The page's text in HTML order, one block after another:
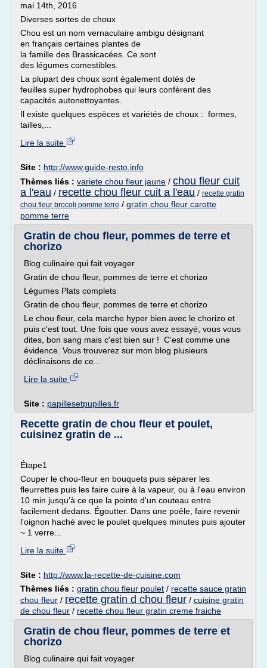
mai 14th, 2016
Diverses sortes de choux
Chou est un nom vernaculaire ambigu désignant
en français certaines plantes de
la famille des Brassicacées. Ce sont
des légumes comestibles.
La plupart des choux sont également dotés de
feuilles super hydrophobes qui leurs confèrent des
capacités autonettoyantes.
Il existe quelques espèces et variétés de choux : formes,
tailles,...
Lire la suite
Site : http://www.guide-resto.info
Thèmes liés : variete chou fleur jaune / chou fleur cuit
a l'eau / recette chou fleur cuit a l'eau / recette gratin
chou fleur brocoli pomme terre / gratin chou fleur carotte
pomme terre
Gratin de chou fleur, pommes de terre et
chorizo
Blog culinaire qui fait voyager
Gratin de chou fleur, pommes de terre et chorizo
Légumes Plats complets
Gratin de chou fleur, pommes de terre et chorizo
Le chou fleur, cela marche hyper bien avec le chorizo et
puis c'est tout. Une fois que vous avez essayé, vous vous
dites, bon sang mais c'est bien sur ! C'est comme une
évidence. Vous trouverez sur mon blog plusieurs
déclinaisons de ce...
Lire la suite
Site : papillesetpupilles.fr
Recette gratin de chou fleur et poulet,
cuisinez gratin de ...
Étape1
Couper le chou-fleur en bouquets puis séparer les
fleurrettes puis les faire cuire à la vapeur, ou à l'eau environ
10 min jusqu'à ce que la pointe d'un couteau entre
facilement dedans. Égoutter. Dans une poêle, faire revenir
l'oignon haché avec le poulet quelques minutes puis ajouter
~ 1 verre...
Lire la suite
Site : http://www.la-recette-de-cuisine.com
Thèmes liés : gratin chou fleur poulet / recette sauce gratin
chou fleur / recette gratin d chou fleur / cuisine gratin
de chou fleur / recette chou fleur gratin creme fraiche
Gratin de chou fleur, pommes de terre et
chorizo
Blog culinaire qui fait voyager